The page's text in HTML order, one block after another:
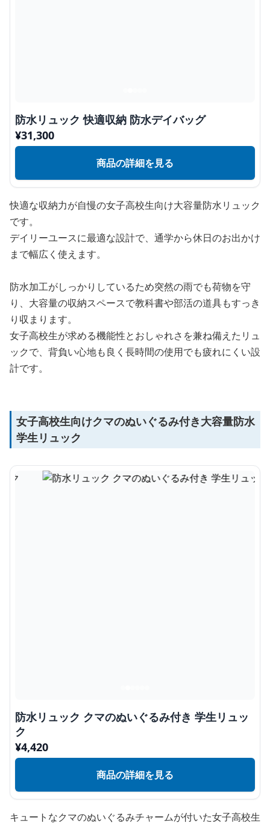
防水リュック 快適収納 防水デイバッグ
¥31,300
商品の詳細を見る
快適な収納力が自慢の女子高校生向け大容量防水リュック
です。
デイリーユースに最適な設計で、通学から休日のお出かけ
まで幅広く使えます。
防水加工がしっかりしているため突然の雨でも荷物を守
り、大容量の収納スペースで教科書や部活の道具もすっき
り収まります。
女子高校生が求める機能性とおしゃれさを兼ね備えたリュ
ックで、背負い心地も良く長時間の使用でも疲れにくい設
計です。
女子高校生向けクマのぬいぐるみ付き大容量防水
学生リュック
防水リュック クマのぬいぐるみ付き 学生リュッ
ク
¥4,420
商品の詳細を見る
キュートなクマのぬいぐるみチャームが付いた女子高校生